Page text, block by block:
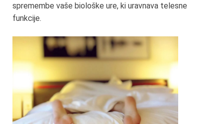
spremembe vaše biološke ure, ki uravnava telesne
funkcije.